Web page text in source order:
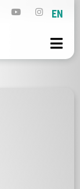
EN